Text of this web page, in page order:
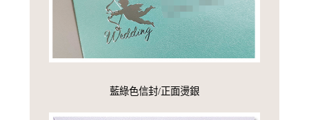
藍綠色信封/正面燙銀